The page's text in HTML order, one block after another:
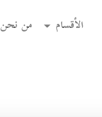
الأقسام من نحن